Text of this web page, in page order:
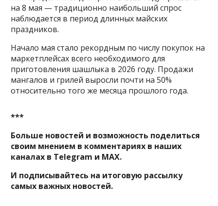
на 8 мая — традиционно наибольший спрос
наблюдается в период длинных майских
праздников.
Начало мая стало рекордным по числу покупок на
маркетплейсах всего необходимого для
приготовления шашлыка в 2026 году. Продажи
мангалов и грилей выросли почти на 50%
относительно того же месяца прошлого года.
***
Больше новостей и возможность поделиться
своим мнением в комментариях в наших
каналах в Telegram и MAX.
И подписывайтесь на итоговую рассылку
самых важных новостей.